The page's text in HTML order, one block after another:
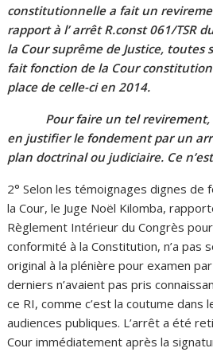
constitutionnelle a fait un
rapport à l’ arrêt R.const 061/TSR
la Cour suprême de Justice, toutes
fait fonction de la Cour
place de celle-ci en 2014.
Pour faire un tel revirement,
en justifier le fondement par un
plan doctrinal ou judiciaire. Ce
2° Selon les témoignages dignes
la Cour, le Juge Noël Kilomba,
Règlement Intérieur du Congrès
conformité à la Constitution, n’a pas
original à la plénière pour examen
derniers n’avaient pas pris
ce RI, comme c’est la coutume dans
audiences publiques. L’arrêt a été
Cour immédiatement après la